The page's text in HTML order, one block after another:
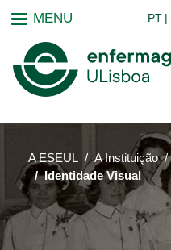
MENU PT
A ESEUL A Instituição
Identidade Visual